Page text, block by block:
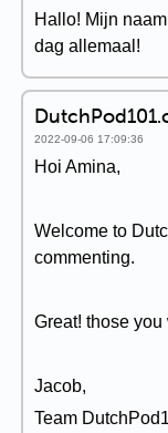
Hallo! Mijn
dag allemaal!
2022-09-06 17:09:36
Hoi Amina,
Welcome to
commenting.
Great! those
Jacob,
Team